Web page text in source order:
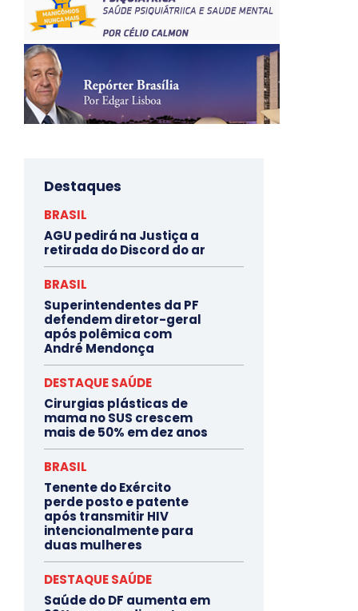
Destaques
BRASIL
AGU pedirá na Justiça a
retirada do Discord do ar
BRASIL
Superintendentes da PF
defendem diretor-geral
após polêmica com
André Mendonça
DESTAQUE SAÚDE
Cirurgias plásticas de
mama no SUS crescem
mais de 50% em dez anos
BRASIL
Tenente do Exército
perde posto e patente
após transmitir HIV
intencionalmente para
duas mulheres
DESTAQUE SAÚDE
Saúde do DF aumenta em